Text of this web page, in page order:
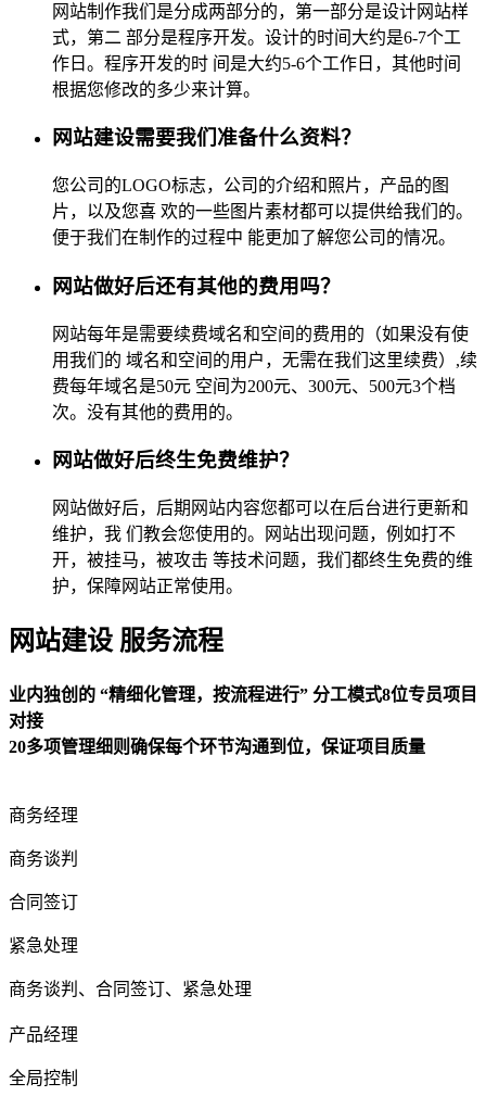
网站制作我们是分成两部分的，第一部分是设计网站样
式，第二 部分是程序开发。设计的时间大约是6-7个工
作日。程序开发的时 间是大约5-6个工作日，其他时间
根据您修改的多少来计算。
网站建设需要我们准备什么资料？
您公司的LOGO标志，公司的介绍和照片，产品的图
片，以及您喜 欢的一些图片素材都可以提供给我们的。
便于我们在制作的过程中 能更加了解您公司的情况。
网站做好后还有其他的费用吗？
网站每年是需要续费域名和空间的费用的（如果没有使
用我们的 域名和空间的用户，无需在我们这里续费）,续
费每年域名是50元 空间为200元、300元、500元3个档
次。没有其他的费用的。
网站做好后终生免费维护？
网站做好后，后期网站内容您都可以在后台进行更新和
维护，我 们教会您使用的。网站出现问题，例如打不
开，被挂马，被攻击 等技术问题，我们都终生免费的维
护，保障网站正常使用。
网站建设 服务流程
业内独创的 “精细化管理，按流程进行” 分工模式8位专员项目
对接
20多项管理细则确保每个环节沟通到位，保证项目质量
商务经理
商务谈判
合同签订
紧急处理
商务谈判、合同签订、紧急处理
产品经理
全局控制